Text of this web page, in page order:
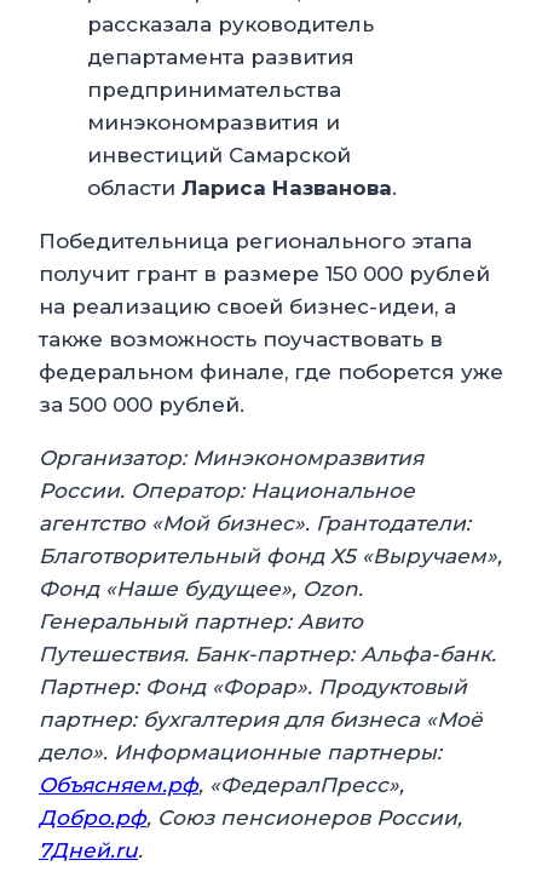
рассказала руководитель
департамента развития
предпринимательства
минэкономразвития и
инвестиций Самарской
области Лариса Названова.
Победительница регионального этапа
получит грант в размере 150 000 рублей
на реализацию своей бизнес-идеи, а
также возможность поучаствовать в
федеральном финале, где поборется уже
за 500 000 рублей.
Организатор: Минэкономразвития
России. Оператор: Национальное
агентство «Мой бизнес». Грантодатели:
Благотворительный фонд Х5 «Выручаем»,
Фонд «Наше будущее», Ozon.
Генеральный партнер: Авито
Путешествия. Банк-партнер: Альфа-банк.
Партнер: Фонд «Форар». Продуктовый
партнер: бухгалтерия для бизнеса «Моё
дело». Информационные партнеры:
Объясняем.рф, «ФедералПресс»,
Добро.рф, Союз пенсионеров России,
7Дней.ru.